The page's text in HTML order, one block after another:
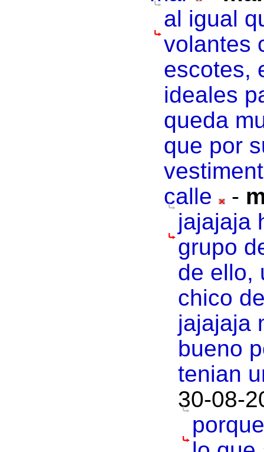
al igual
volantes
escotes,
ideales
queda
que por
calle
-
jajajaja
grupo
de ello,
chico
jajajaja
bueno
tenian
30-08-